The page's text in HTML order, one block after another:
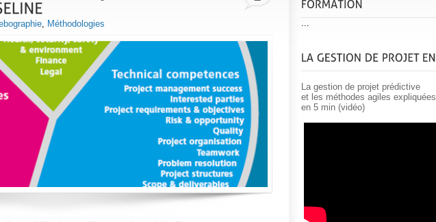
Méthodologies
La gestion de projet prédictive
et les méthodes agiles expliquées
en 5 min (vidéo)